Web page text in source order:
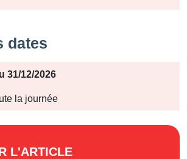
dates
31/12/2026
la journée
L'ARTICLE